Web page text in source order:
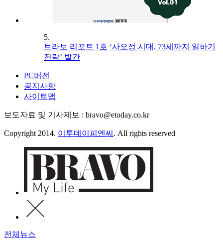
5.
브라보 리포트 1호 ‘사오정 시대, 73세까지 일하기
전략’ 발간
PC버전
공지사항
사이트맵
보도자료 및 기사제보 : bravo@etoday.co.kr
Copyright 2014. 이투데이피엔씨 . All rights reserved
전체뉴스